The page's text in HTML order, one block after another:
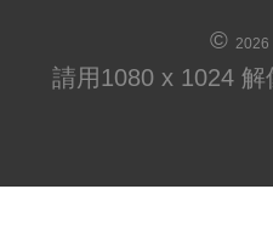
© 2026
請用1080 x 1024